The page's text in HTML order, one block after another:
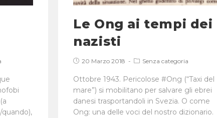
Le Ong ai tempi dei
nazisti
20 Marzo 2018 Senza categoria
Ottobre 1943. Pericolose #Ong (“Taxi del
mare”) si mobilitano per salvare gli ebrei
danesi trasportandoli in Svezia. O come
Ong: una delle voci del nostro dizionario.